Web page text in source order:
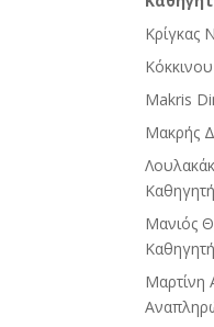
Κρίγκας
Makris
Μακρής
Μανιός
Μαρτίνη